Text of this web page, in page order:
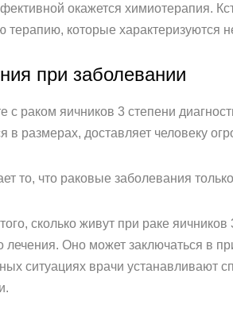
окажется химиотерапия.
терапию, которые характеризуются
при заболевании
с раком яичников 3 степени
в размерах, доставляет человеку
то, что раковые заболевания
сколько живут при раке
лечения. Оно может заключаться в
ситуациях врачи